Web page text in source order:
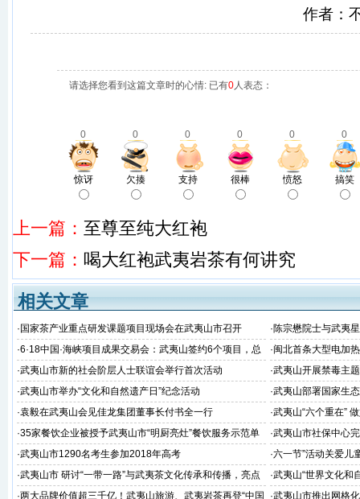
作者：
请选择您看到这篇文章时的心情: 已有0人表态：
0 0 0 0 0 0
惊讶 欠揍 支持 很棒 愤怒 搞笑
上一篇： 至尊至纯大红袍
下一篇： 喝大红袍武夷岩茶有何讲究
相关文章
· 国家茶产业重点研发课题项目现场会在武夷山市召开 ·陈宗懋院士与武夷
·6·18中国·海峡项目成果交易会：武夷山签约6个项目，总
金额51.38亿
·闽北首条大型电加
建成并顺利通过福
·武夷山市新的社会阶层人士联谊会举行首次活动 ·武夷山开展禁毒主
·武夷山市举办“文化和自然遗产日”纪念活动 ·武夷山部署国家生
·袁毅在武夷山会见佳龙集团董事长付书全一行 ·武夷山“六个重在”
·35家餐饮企业被授予武夷山市“明厨亮灶”餐饮服务示范单
位
·武夷山市社保中心
·武夷山市1290名考生参加2018年高考 ·六一节”活动关爱儿
·武夷山市 研讨“一带一路”与武夷茶文化传承和传播，亮点
看这里~
·武夷山“世界文化和
·两大品牌价值超三千亿！武夷山旅游、武夷岩茶再登“中国
·武夷山市推出网格